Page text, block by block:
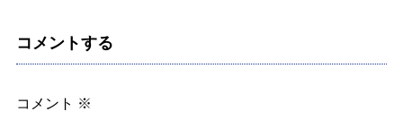
コメントする
コメント ※